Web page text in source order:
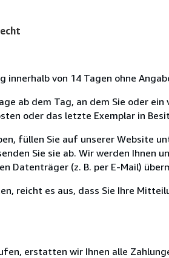
innerhalb von 14 Tagen ohne
ab dem Tag, an dem Sie oder
oder das letzte Exemplar in
füllen Sie auf unserer Website
Sie sie ab. Wir werden Ihnen
Datenträger (z. B. per E-Mail)
reicht es aus, dass Sie Ihre
erstatten wir Ihnen alle